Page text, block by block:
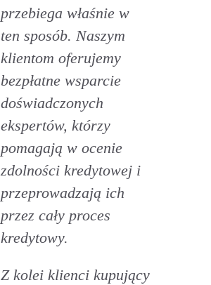
przebiega właśnie w
ten sposób. Naszym
klientom oferujemy
bezpłatne wsparcie
doświadczonych
ekspertów, którzy
pomagają w ocenie
zdolności kredytowej i
przeprowadzają ich
przez cały proces
kredytowy.
Z kolei klienci kupujący